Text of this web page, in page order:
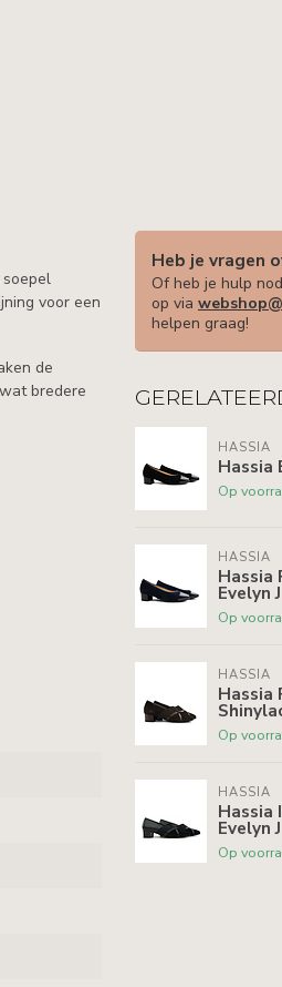
voor een
de
bredere
Heb je vragen
Of heb je hulp
op via
helpen graag!
HASSIA
Hassia
Op
HASSIA
Hassia
Evelyn J
Op
HASSIA
Hassia
Op
HASSIA
Hassia
Evelyn J
Op